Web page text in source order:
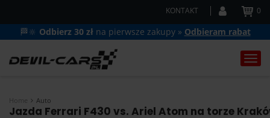
KONTAKT 0
🏁🔆 Odbierz 30 zł na pierwsze zakupy » Odbieram rabat
Home Auto
Jazda Ferrari F430 vs. Ariel Atom na torze